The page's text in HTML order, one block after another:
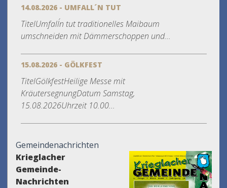
14.08.2026 - UMFALL´N TUT
TitelUmfall´n tut traditionelles Maibaum
umschneiden mit Dämmerschoppen und...
15.08.2026 - GÖLKFEST
TitelGölkfestHeilige Messe mit
KräutersegnungDatum Samstag,
15.08.2026Uhrzeit 10.00...
Gemeindenachrichten
Krieglacher
Gemeinde-
Nachrichten